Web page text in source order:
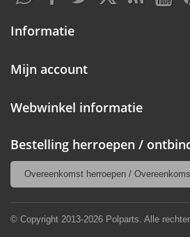
Informatie
© Copyright 2013-2026 Polparts. Alle
Mijn account
Webwinkel informatie
Bestelling herroepen /
Overeenkomst herroepen /